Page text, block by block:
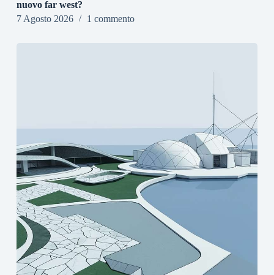
nuovo far west?
7 Agosto 2026
1 commento